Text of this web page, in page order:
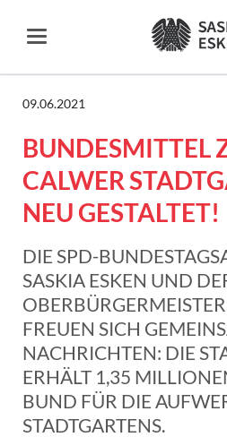
09.06.2021
BUNDESMITTEL
CALWER
NEU GESTALTET!
DIE SPD-
SASKIA ESKEN UND
FREUEN SICH
NACHRICHTEN: DIE
ERHÄLT 1,35
BUND FÜR DIE
STADTGARTENS.